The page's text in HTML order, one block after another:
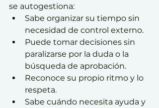
se autogestiona:
Sabe organizar su tiempo sin
necesidad de control externo.
Puede tomar decisiones sin
paralizarse por la duda o la
búsqueda de aprobación.
Reconoce su propio ritmo y lo
respeta.
Sabe cuándo necesita ayuda y